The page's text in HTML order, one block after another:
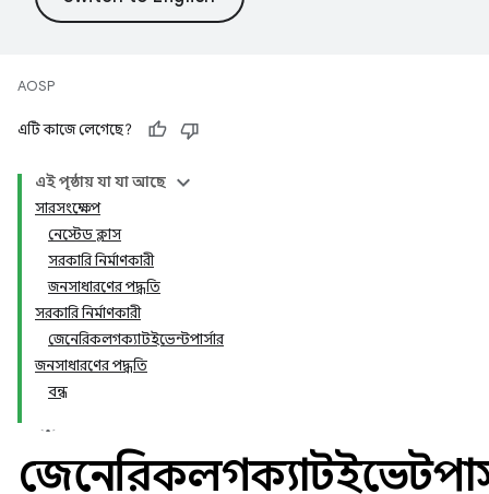
AOSP
এটি কাজে লেগেছে?
এই পৃষ্ঠায় যা যা আছে
সারসংক্ষেপ
নেস্টেড ক্লাস
সরকারি নির্মাণকারী
জনসাধারণের পদ্ধতি
সরকারি নির্মাণকারী
জেনেরিকলগক্যাটইভেন্টপার্সার
জনসাধারণের পদ্ধতি
বন্ধ